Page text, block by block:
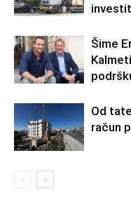
Šime
Od
račun